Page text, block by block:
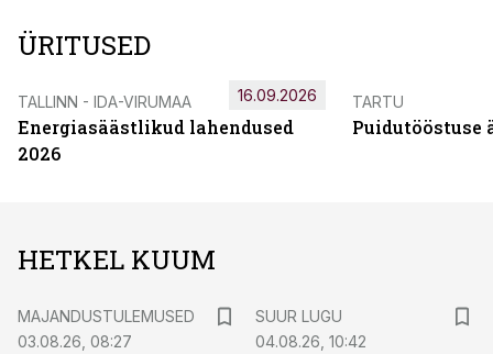
ÜRITUSED
TALLINN - IDA-VIRUMAA
Energiasäästlikud lahendused
2026
16.09.2026 TARTU
Puidutööstuse
HETKEL KUUM
MAJANDUSTULEMUSED
03.08.26, 08:27
SUUR LUGU
04.08.26, 10:42